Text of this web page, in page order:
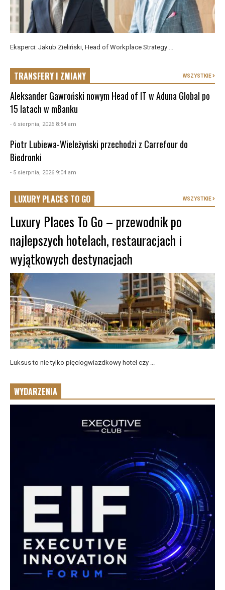
Eksperci: Jakub Zieliński, Head of Workplace Strategy ...
TRANSFERY I ZMIANY WSZYSTKIE
Aleksander Gawroński nowym Head of IT w Aduna Global po
15 latach w mBanku
- 6 sierpnia, 2026 8:54 am
Piotr Lubiewa-Wieleżyński przechodzi z Carrefour do
Biedronki
- 5 sierpnia, 2026 9:04 am
LUXURY PLACES TO GO WSZYSTKIE
Luxury Places To Go – przewodnik po
najlepszych hotelach, restauracjach i
wyjątkowych destynacjach
Luksus to nie tylko pięciogwiazdkowy hotel czy ...
WYDARZENIA